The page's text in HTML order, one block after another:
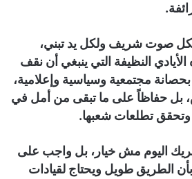
لكل صوت شريف ولكل يد تبني،
النظيفة التي ينبغي أن نقف
مجتمعية وسياسية وإعلامية،
حفاظاً على ما تبقى من أمل في
وتحقق تطلعات شعبها.
اليوم مش خيار، بل واجب على
الطريق طويل ويحتاج لقيادات